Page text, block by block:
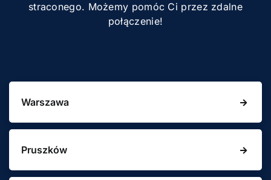
straconego. Możemy pomóc Ci przez zdalne
połączenie!
Warszawa
Pruszków